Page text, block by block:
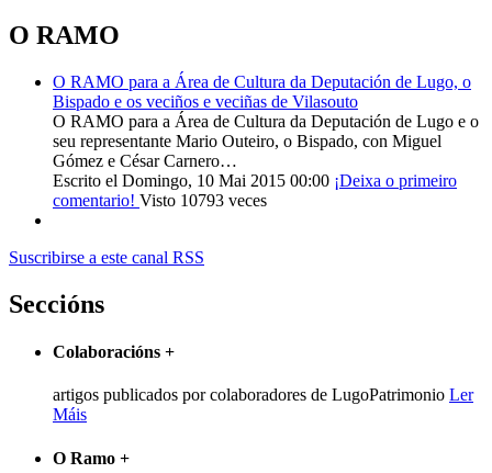
O RAMO
O RAMO para a Área de Cultura da Deputación de Lugo, o
Bispado e os veciños e veciñas de Vilasouto
O RAMO para a Área de Cultura da Deputación de Lugo e o
seu representante Mario Outeiro, o Bispado, con Miguel
Gómez e César Carnero…
Escrito el Domingo, 10 Mai 2015 00:00 ¡Deixa o primeiro
comentario! Visto 10793 veces
Suscribirse a este canal RSS
Seccións
Colaboracións +
artigos publicados por colaboradores de LugoPatrimonio Ler
Máis
O Ramo +